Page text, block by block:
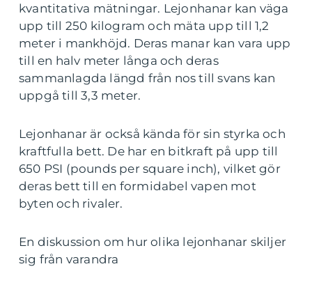
kvantitativa mätningar. Lejonhanar kan väga
upp till 250 kilogram och mäta upp till 1,2
meter i mankhöjd. Deras manar kan vara upp
till en halv meter långa och deras
sammanlagda längd från nos till svans kan
uppgå till 3,3 meter.
Lejonhanar är också kända för sin styrka och
kraftfulla bett. De har en bitkraft på upp till
650 PSI (pounds per square inch), vilket gör
deras bett till en formidabel vapen mot
byten och rivaler.
En diskussion om hur olika lejonhanar skiljer
sig från varandra